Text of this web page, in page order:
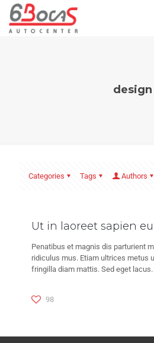
design
Categories Tags Authors
Ut in laoreet sapien
Penatibus et magnis dis parturient
ridiculus mus. Etiam ultrices metus
fringilla diam mattis. Sed eget lacus.
98